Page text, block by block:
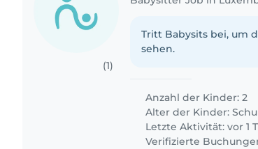
(1)
Tritt Babysits bei, um
sehen.
Anzahl der Kinder: 2
Alter der Kinder:
Letzte Aktivität: vor 1
Verifizierte